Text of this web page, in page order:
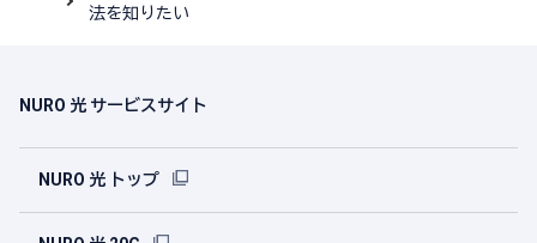
法を知りたい
NURO 光 サービスサイト
NURO 光 トップ